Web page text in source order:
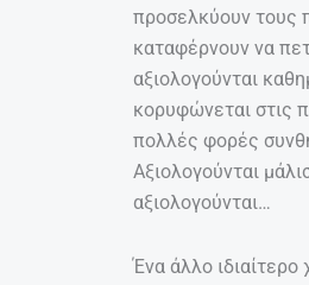
προσελκύουν τους
καταφέρνουν να
αξιολογούνται
κορυφώνεται στις
πολλές φορές
Αξιολογούνται
αξιολογούνται…
Ένα άλλο ιδιαίτερο